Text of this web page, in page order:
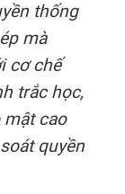
thống
mà
cơ chế
trắc học,
mật cao
quyền